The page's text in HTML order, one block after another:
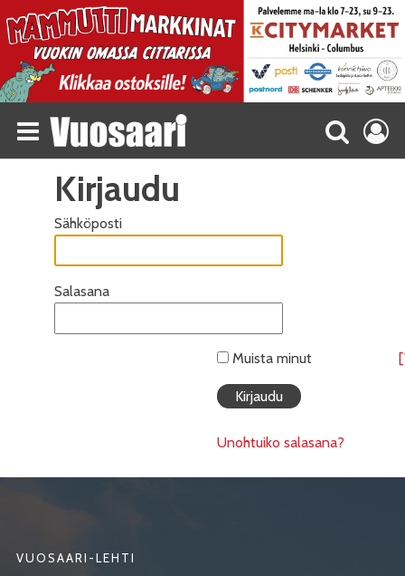
Kirjaudu
Sähköposti
Salasana
Muista minut
Unohtuiko salasana?
VUOSAARI-LEHTI